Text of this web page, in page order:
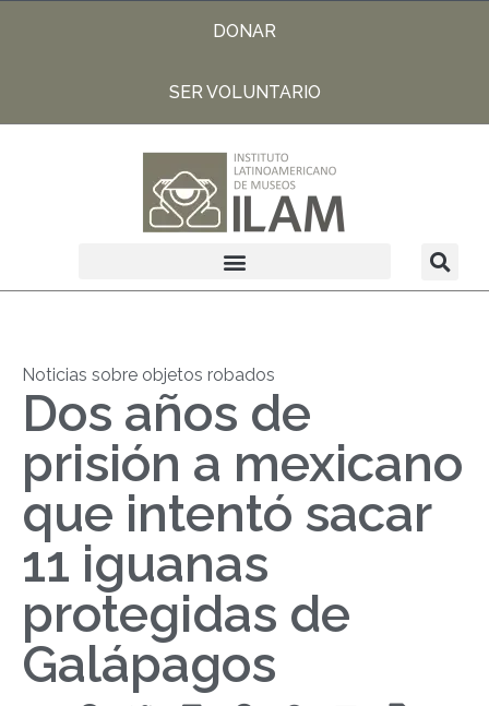
DONAR
SER VOLUNTARIO
Noticias sobre objetos robados
Dos años de
prisión a mexicano
que intentó sacar
11 iguanas
protegidas de
Galápagos